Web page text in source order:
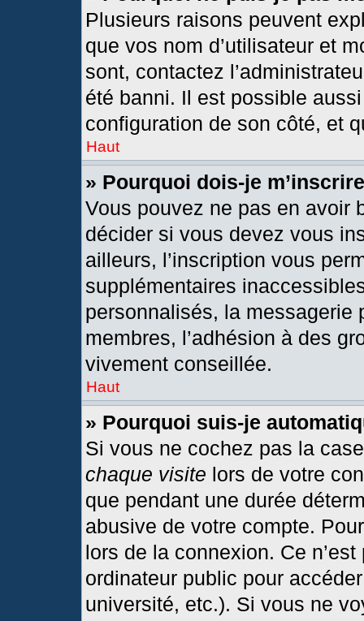
Plusieurs raisons peuvent
que vos nom d’utilisateur et
sont, contactez
été banni. Il est possible
configuration de son côté, et
Haut
» Pourquoi dois-je
Vous pouvez ne pas en avoir
décider si vous devez vous
ailleurs, l’inscription vous
supplémentaires
personnalisés, la messagerie
membres, l’adhésion à des
vivement conseillée.
Haut
» Pourquoi suis-je
Si vous ne cochez pas la
chaque visite lors de votre
que pendant une durée
abusive de votre compte.
lors de la connexion. Ce
ordinateur public pour
université, etc.). Si vous ne